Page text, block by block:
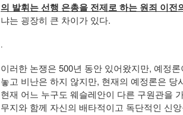
의 발휘는 선행 은총을 전제로 하는 원죄 이전
냐는 굉장히 큰 차이가 있다.
.
이러한 논쟁은 500년 동안 있어왔지만, 예정
놓고 비난은 하지 않지만, 현재의 예정론은
현재 어느 누구도 웨슬레안이 다른 구원관을
무지와 함께 자신의 배타적이고 독단적인 신